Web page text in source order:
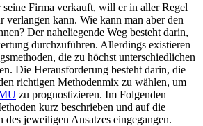
Firma verkauft, will er in aller Regel
verlangen kann. Wie kann man aber den
Der naheliegende Weg besteht darin,
durchzuführen. Allerdings existieren
die zu höchst unterschiedlichen
Die Herausforderung besteht darin, die
richtigen Methodenmix zu wählen, um
zu prognostizieren. Im Folgenden
kurz beschrieben und auf die
des jeweiligen Ansatzes eingegangen.